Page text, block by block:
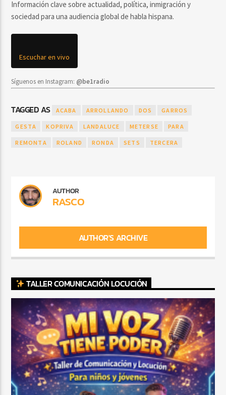
Información clave sobre actualidad, política, inmigración y
sociedad para una audiencia global de habla hispana.
Escuchar en vivo
Síguenos en Instagram: @be1radio
TAGGED AS ACABA ARROLLANDO DOS GARROS
GESTA KOPRIVA LANDALUCE METERSE PARA
REMONTA ROLAND RONDA SETS TERCERA
AUTHOR
RASCO
AUTHOR'S ARCHIVE
TALLER COMUNICACIÓN LOCUCIÓN